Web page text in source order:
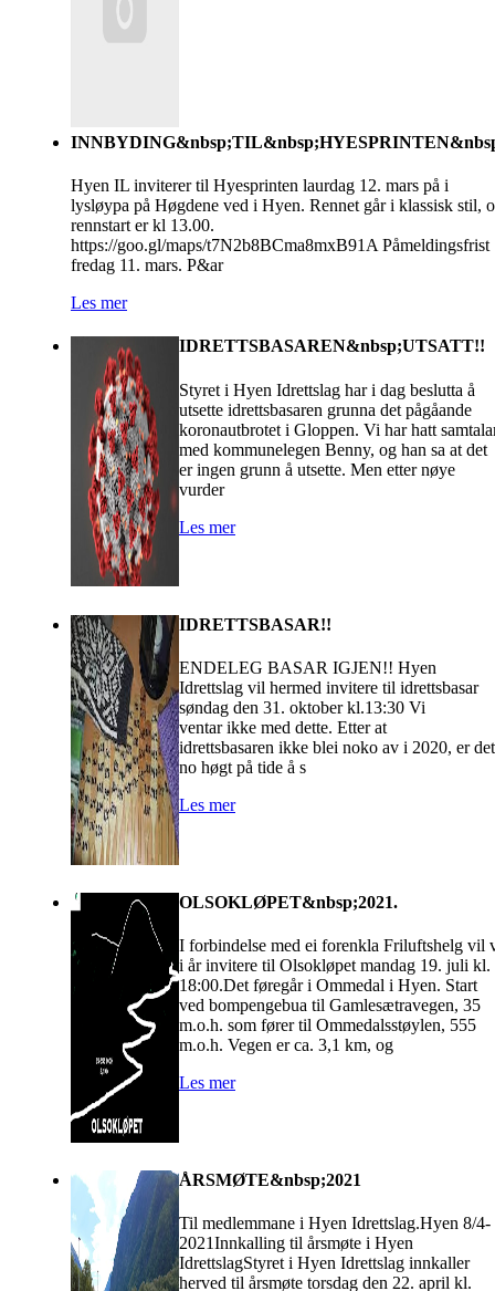
Hyen IL inviterer til Hyesprinten laurdag 12. mars på i
lysløypa på Høgdene ved i Hyen. Rennet går i klassisk stil,
rennstart er kl 13.00.
https://goo.gl/maps/t7N2b8BCma8mxB91A Påmeldingsfrist
fredag 11. mars. P&ar
Les mer
IDRETTSBASAREN&nbsp;UTSATT!!
Styret i Hyen Idrettslag har i dag beslutta å
utsette idrettsbasaren grunna det pågåande
koronautbrotet i Gloppen. Vi har hatt
med kommunelegen Benny, og han sa at det
er ingen grunn å utsette. Men etter nøye
vurder
Les mer
IDRETTSBASAR!!
ENDELEG BASAR IGJEN!! Hyen
Idrettslag vil hermed invitere til idrettsbasar
søndag den 31. oktober kl.13:30 Vi
ventar ikke med dette. Etter at
idrettsbasaren ikke blei noko av i 2020, er det
no høgt på tide å s
Les mer
OLSOKLØPET&nbsp;2021.
I forbindelse med ei forenkla Friluftshelg vil
i år invitere til Olsokløpet mandag 19. juli kl.
18:00.Det føregår i Ommedal i Hyen. Start
ved bompengebua til Gamlesætravegen, 35
m.o.h. som fører til Ommedalsstøylen, 555
m.o.h. Vegen er ca. 3,1 km, og
Les mer
ÅRSMØTE&nbsp;2021
Til medlemmane i Hyen Idrettslag.Hyen 8/4-
2021Innkalling til årsmøte i Hyen
IdrettslagStyret i Hyen Idrettslag innkaller
herved til årsmøte torsdag den 22. april kl.